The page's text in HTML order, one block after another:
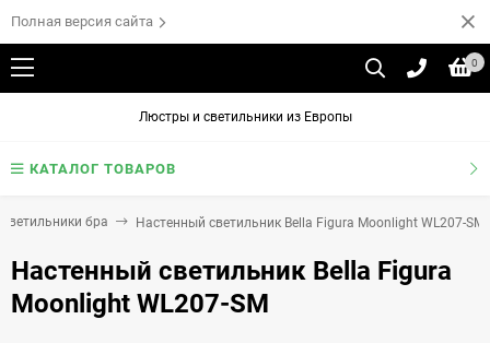
Полная версия сайта
0
Люстры и светильники из Европы
КАТАЛОГ ТОВАРОВ
бра Настенный светильник Bella Figura Moonlight WL207-SM
Настенный светильник Bella Figura
Moonlight WL207-SM